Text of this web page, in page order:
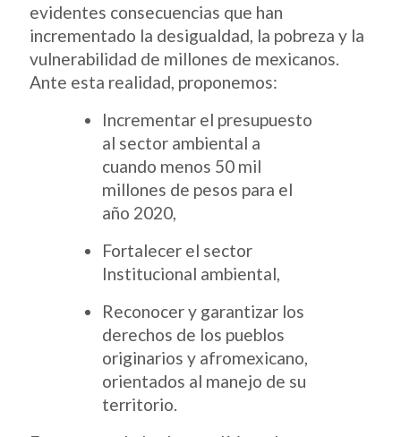
evidentes consecuencias que han
incrementado la desigualdad, la pobreza y la
vulnerabilidad de millones de mexicanos.
Ante esta realidad, proponemos:
Incrementar el presupuesto
al sector ambiental a
cuando menos 50 mil
millones de pesos para el
año 2020,
Fortalecer el sector
Institucional ambiental,
Reconocer y garantizar los
derechos de los pueblos
originarios y afromexicano,
orientados al manejo de su
territorio.